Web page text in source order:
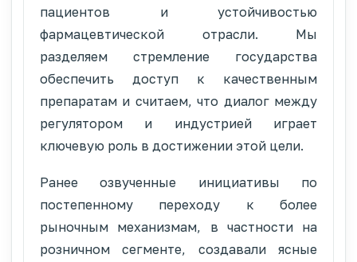
пациентов и устойчивостью
фармацевтической отрасли. Мы
разделяем стремление государства
обеспечить доступ к качественным
препаратам и считаем, что диалог между
регулятором и индустрией играет
ключевую роль в достижении этой цели.
Ранее озвученные инициативы по
постепенному переходу к более
рыночным механизмам, в частности на
розничном сегменте, создавали ясные